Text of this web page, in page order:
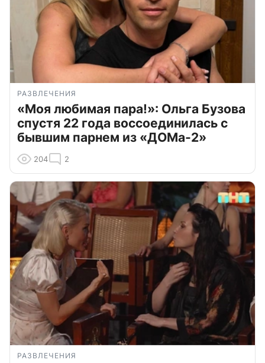
РАЗВЛЕЧЕНИЯ
«Моя любимая пара!»: Ольга Бузова
спустя 22 года воссоединилась с
бывшим парнем из «ДОМа-2»
204 2
РАЗВЛЕЧЕНИЯ